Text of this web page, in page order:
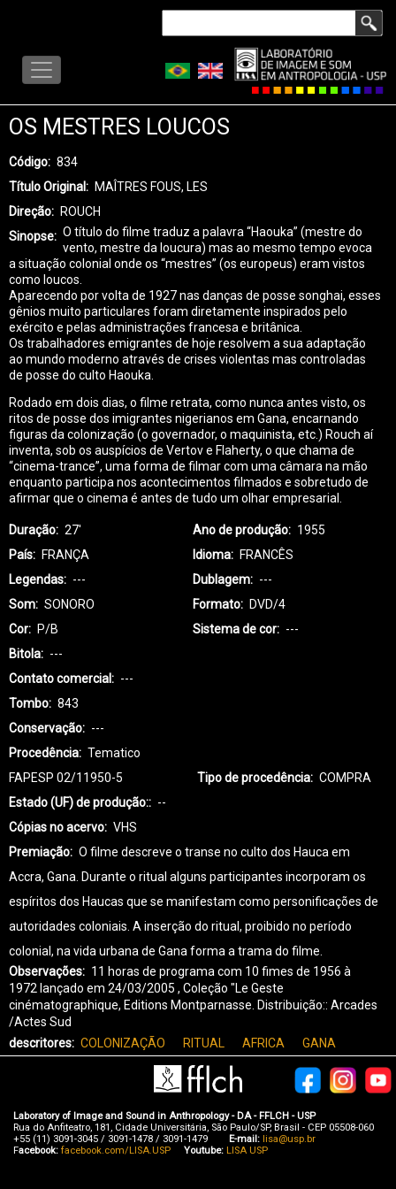
main
content
LISA
MENU
OS MESTRES LOUCOS
Código
834
Título Original
MAÎTRES FOUS, LES
Direção
ROUCH
Sinopse
O título do filme traduz a palavra “Haouka” (mestre do
vento, mestre da loucura) mas ao mesmo tempo evoca
a situação colonial onde os “mestres” (os europeus) eram vistos
como loucos.
Aparecendo por volta de 1927 nas danças de posse songhai, esses
gênios muito particulares foram diretamente inspirados pelo
exército e pelas administrações francesa e britânica.
Os trabalhadores emigrantes de hoje resolvem a sua adaptação
ao mundo moderno através de crises violentas mas controladas
de posse do culto Haouka.
Rodado em dois dias, o filme retrata, como nunca antes visto, os
ritos de posse dos imigrantes nigerianos em Gana, encarnando
figuras da colonização (o governador, o maquinista, etc.) Rouch aí
inventa, sob os auspícios de Vertov e Flaherty, o que chama de
“cinema-trance”, uma forma de filmar com uma câmara na mão
enquanto participa nos acontecimentos filmados e sobretudo de
afirmar que o cinema é antes de tudo um olhar empresarial.
Duração 27' Ano de produção
1955
País
FRANÇA Idioma
FRANCÊS
Legendas
--- Dublagem
---
Som
SONORO Formato
DVD/4
Cor
P/B Sistema de cor
---
Bitola
---
Contato comercial
---
Tombo
843
Conservação
---
Procedência
Tematico
FAPESP 02/11950-5
Tipo de procedência
COMPRA
Estado (UF) de produção:
--
Cópias no acervo
VHS
Premiação
O filme descreve o transe no culto dos Hauca em
Accra, Gana. Durante o ritual alguns participantes incorporam os
espíritos dos Haucas que se manifestam como personificações de
autoridades coloniais. A inserção do ritual, proibido no período
colonial, na vida urbana de Gana forma a trama do filme.
Observações
11 horas de programa com 10 fimes de 1956 à
1972 lançado em 24/03/2005 , Coleção "Le Geste
cinématographique, Editions Montparnasse. Distribuição:: Arcades
/Actes Sud
descritores
COLONIZAÇÃO RITUAL AFRICA GANA
Laboratory of Image and Sound in Anthropology - DA - FFLCH - USP
Rua do Anfiteatro, 181, Cidade Universitária, São Paulo/SP, Brasil - CEP 05508-060
+55 (11) 3091-3045 / 3091-1478 / 3091-1479
E-mail: lisa@usp.br
Facebook: facebook.com/LISA.USP Youtube: LISA USP